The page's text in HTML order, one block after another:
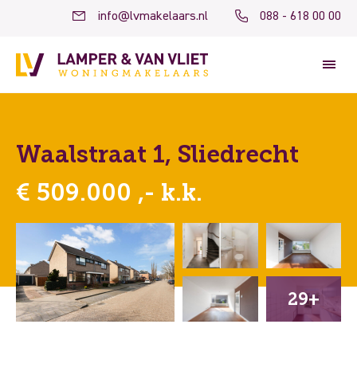
info@lvmakelaars.nl 088 - 618 00 00
Waalstraat 1, Sliedrecht
€ 509.000 ,- k.k.
29+